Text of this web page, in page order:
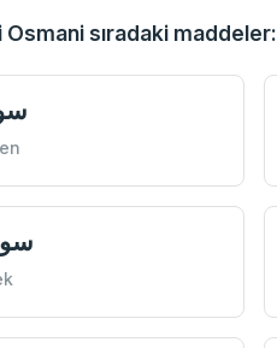
sıradaki maddeler: